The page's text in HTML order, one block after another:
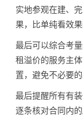
实地参观在建、
果，比单纯看效
最后可以综合考
租溢价的服务主
置，避免不必要
最后提醒所有有
逐条核对合同内